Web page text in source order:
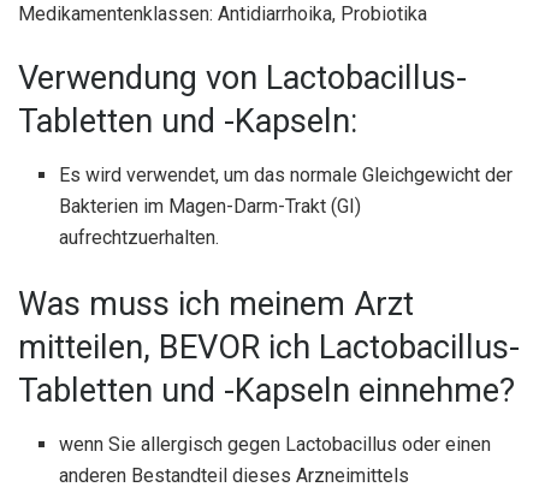
Medikamentenklassen: Antidiarrhoika, Probiotika
Verwendung von Lactobacillus-
Tabletten und -Kapseln:
Es wird verwendet, um das normale Gleichgewicht der
Bakterien im Magen-Darm-Trakt (GI)
aufrechtzuerhalten.
Was muss ich meinem Arzt
mitteilen, BEVOR ich Lactobacillus-
Tabletten und -Kapseln einnehme?
wenn Sie allergisch gegen Lactobacillus oder einen
anderen Bestandteil dieses Arzneimittels